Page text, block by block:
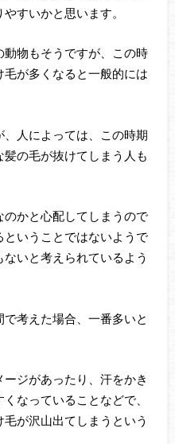
すいかと思います。
物もそうですが、この時
が多くなると一般的には
人によっては、この時期
の毛が抜けてしまう人も
かと心配してしまうので
いうことではないようで
いと考えられているよう
考えた場合、一番多いと
ジがあったり、汗をかき
なっていることなどで、
が沢山出てしまうという